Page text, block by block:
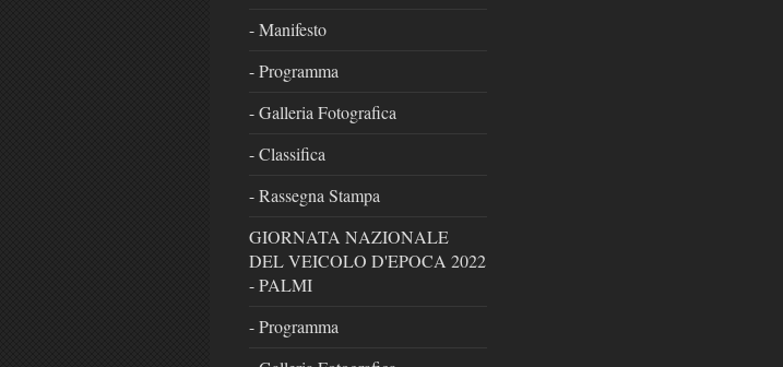
- Manifesto
- Programma
- Galleria Fotografica
- Classifica
- Rassegna Stampa
GIORNATA NAZIONALE
DEL VEICOLO D'EPOCA 2022
- PALMI
- Programma